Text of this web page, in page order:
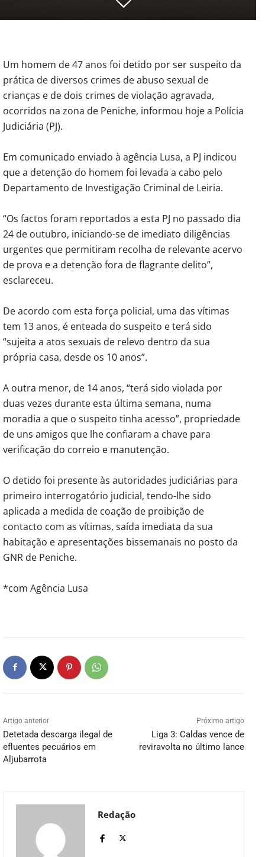
Um homem de 47 anos foi detido por ser suspeito da
prática de diversos crimes de abuso sexual de
crianças e de dois crimes de violação agravada,
ocorridos na zona de Peniche, informou hoje a Polícia
Judiciária (PJ).
Em comunicado enviado à agência Lusa, a PJ indicou
que a detenção do homem foi levada a cabo pelo
Departamento de Investigação Criminal de Leiria.
“Os factos foram reportados a esta PJ no passado dia
24 de outubro, iniciando-se de imediato diligências
urgentes que permitiram recolha de relevante acervo
de prova e a detenção fora de flagrante delito”,
esclareceu.
De acordo com esta força policial, uma das vítimas
tem 13 anos, é enteada do suspeito e terá sido
“sujeita a atos sexuais de relevo dentro da sua
própria casa, desde os 10 anos”.
A outra menor, de 14 anos, “terá sido violada por
duas vezes durante esta última semana, numa
moradia a que o suspeito tinha acesso”, propriedade
de uns amigos que lhe confiaram a chave para
verificação do correio e manutenção.
O detido foi presente às autoridades judiciárias para
primeiro interrogatório judicial, tendo-lhe sido
aplicada a medida de coação de proibição de
contacto com as vítimas, saída imediata da sua
habitação e apresentações bissemanais no posto da
GNR de Peniche.
*com Agência Lusa
Artigo anterior
Detetada descarga ilegal de
efluentes pecuários em
Aljubarrota
Próximo artigo
Liga 3: Caldas vence de
reviravolta no último lance
Redação